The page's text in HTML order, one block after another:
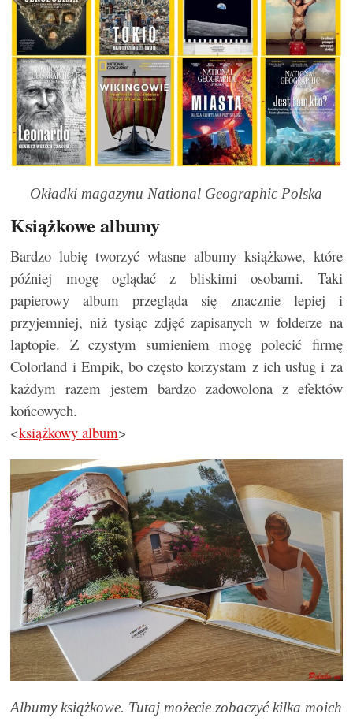
Okładki magazynu National Geographic Polska
Książkowe albumy
Bardzo lubię tworzyć własne albumy książkowe, które
później mogę oglądać z bliskimi osobami. Taki
papierowy album przegląda się znacznie lepiej i
przyjemniej, niż tysiąc zdjęć zapisanych w folderze na
laptopie. Z czystym sumieniem mogę polecić firmę
Colorland i Empik, bo często korzystam z ich usług i za
każdym razem jestem bardzo zadowolona z efektów
końcowych.
<książkowy album>
Albumy książkowe. Tutaj możecie zobaczyć kilka moich